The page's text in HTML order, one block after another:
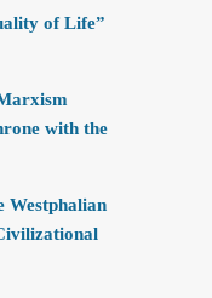
of Life”
with the
Westphalian